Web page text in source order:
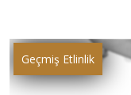
Geçmiş Etlinlik